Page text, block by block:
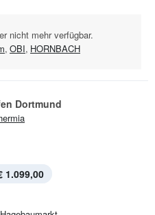
nicht mehr verfügbar.
, OBI, HORNBACH
Dortmund
1.099,00